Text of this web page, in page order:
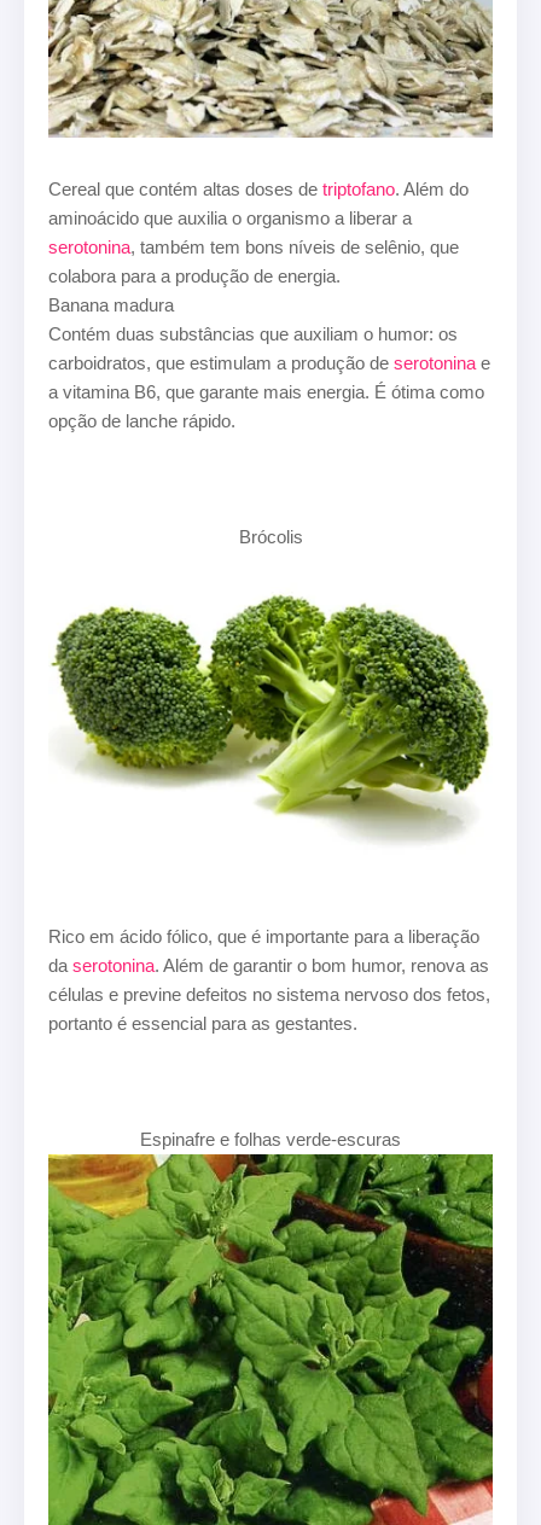
Cereal que contém altas doses de triptofano. Além do
aminoácido que auxilia o organismo a liberar a
serotonina, também tem bons níveis de selênio, que
colabora para a produção de energia.
Banana madura
Contém duas substâncias que auxiliam o humor: os
carboidratos, que estimulam a produção de serotonina e
a vitamina B6, que garante mais energia. É ótima como
opção de lanche rápido.
Brócolis
Rico em ácido fólico, que é importante para a liberação
da serotonina. Além de garantir o bom humor, renova as
células e previne defeitos no sistema nervoso dos fetos,
portanto é essencial para as gestantes.
Espinafre e folhas verde-escuras